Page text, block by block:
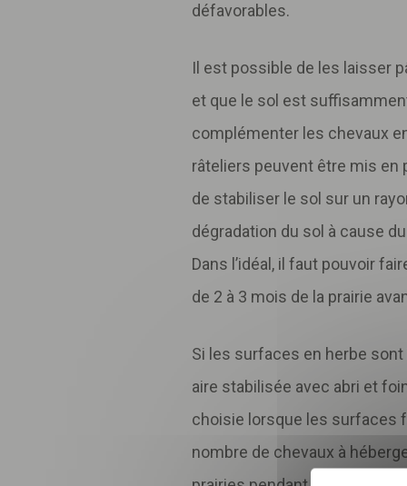
défavorables.
Il est possible de les laisser
et que le sol est
complémenter les chevaux
râteliers peuvent être mis en
de stabiliser le sol sur un
dégradation du sol à cause
Dans l’idéal, il faut pouvoir
de 2 à 3 mois de la prairie
Si les surfaces en herbe
aire stabilisée avec abri et
choisie lorsque les surfaces
nombre de chevaux à
pour